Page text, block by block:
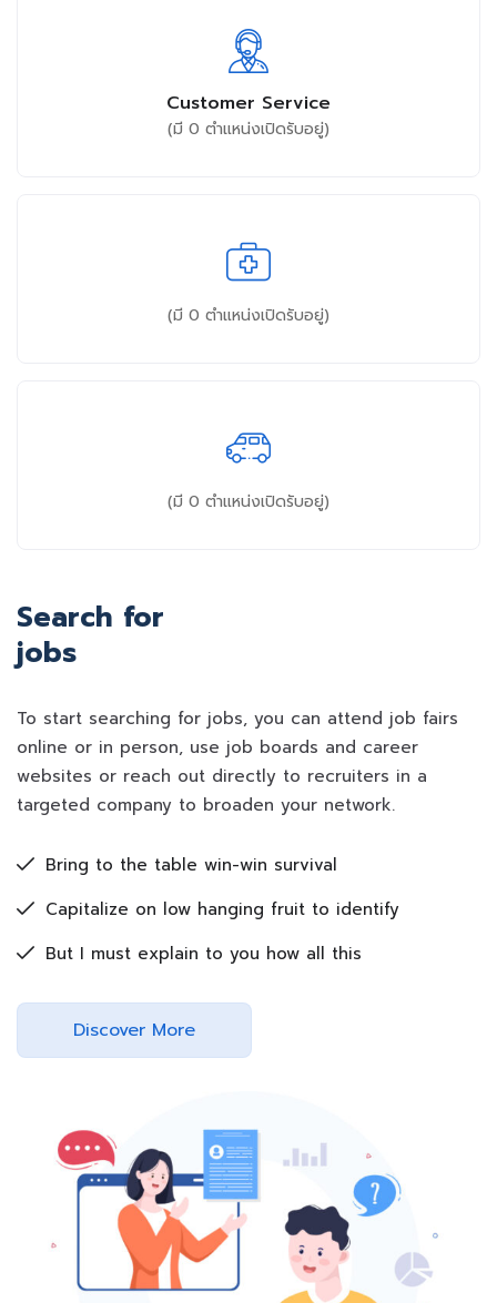
Customer Service
(มี 0 ตำแหน่งเปิดรับอยู่)
(มี 0 ตำแหน่งเปิดรับอยู่)
(มี 0 ตำแหน่งเปิดรับอยู่)
Search for
jobs
To start searching for jobs, you can attend job fairs
online or in person, use job boards and career
websites or reach out directly to recruiters in a
targeted company to broaden your network.
Bring to the table win-win survival
Capitalize on low hanging fruit to identify
But I must explain to you how all this
Discover More